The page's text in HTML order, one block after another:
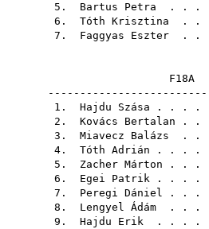
5. Bartus Petra . . .
6. Tóth Krisztina . .
7. Faggyas Eszter . .
1. Hajdu Szása . . . .
2. Kovács Bertalan . .
3. Miavecz Balázs . .
4. Tóth Adrián . . . .
5. Zacher Márton . . .
6. Egei Patrik . . . .
7. Peregi Dániel . . .
8. Lengyel Ádám . . .
9. Hajdu Erik . . . .